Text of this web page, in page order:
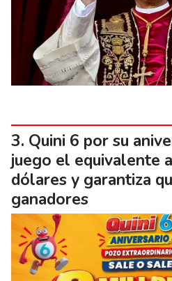
Quini 6 por su
juego el equivalente
dólares y garantiza
ganadores